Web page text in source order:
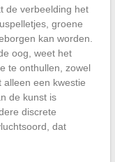
de verbeelding het
groene
kan worden.
oog, weet het
te onthullen, zowel
alleen een kwestie
de kunst is
discrete
dat